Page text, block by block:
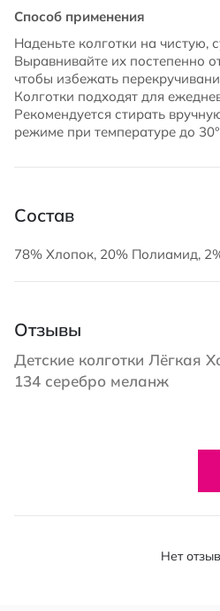
Способ применения
Наденьте колготки на чистую,
Выравнивайте их постепенно
чтобы избежать
Колготки подходят для
Рекомендуется стирать
режиме при температуре до
Состав
78% Хлопок, 20% Полиамид,
Отзывы
Детские колготки Лёгкая
134 серебро меланж
Нет